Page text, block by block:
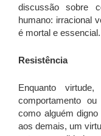
discussão sobre
humano: irracional
é mortal e essencial.
Resistência
Enquanto
comportamento
como alguém
aos demais, um